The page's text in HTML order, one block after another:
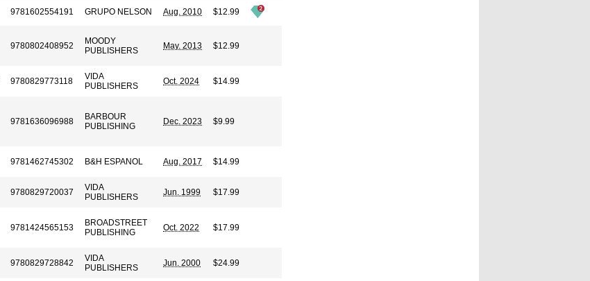
9781602554191 GRUPO NELSON Aug. 2010 $12.99
9780802408952
MOODY
PUBLISHERS
May. 2013 $12.99
9780829773118
VIDA
PUBLISHERS
Oct. 2024 $14.99
9781636096988
BARBOUR
PUBLISHING
Dec. 2023 $9.99
9781462745302 B&H ESPANOL Aug. 2017 $14.99
9780829720037
VIDA
PUBLISHERS
Jun. 1999 $17.99
9781424565153
BROADSTREET
PUBLISHING
Oct. 2022 $17.99
9780829728842
VIDA
PUBLISHERS
Jun. 2000 $24.99